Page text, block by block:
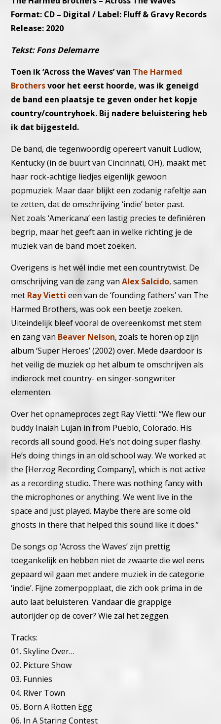
Format: CD – Digital / Label: Fluff & Gravy Records
Release: 2020
Tekst: Fons Delemarre
Toen ik ‘Across the Waves’ van The Harmed
Brothersvoor het eerst hoorde, was ik geneigd
de band een plaatsje te geven onder het kopje
country/countryhoek. Bij nadere beluistering heb
ik dat bijgesteld.
De band, die tegenwoordig opereert vanuit Ludlow,
Kentucky (in de buurt van Cincinnati, OH), maakt met
haar rock-achtige liedjes eigenlijk gewoon
popmuziek. Maar daar blijkt een zodanig rafeltje aan
te zetten, dat de omschrijving ‘indie’ beter past.
Net zoals ‘Americana’ een lastig precies te definiëren
begrip, maar het geeft aan in welke richting je de
muziek van de band moet zoeken.
Overigens is het wél indie met een countrytwist. De
omschrijving van de zang vanAlex Salcido, samen
met Ray Vietti een van de ‘founding fathers’ van The
Harmed Brothers, was ook een beetje zoeken.
Uiteindelijk bleef vooral de overeenkomst met stem
en zang van Beaver Nelson, zoals te horen op zijn
album ‘Super Heroes’ (2002) over. Mede daardoor is
het veilig de muziek op het album te omschrijven als
indierock met country- en singer-songwriter
elementen.
Over het opnameproces zegt Ray Vietti: “We flew our
buddy Inaiah Lujan in from Pueblo, Colorado. His
records all sound good. He’s not doing super flashy.
He’s doing things in an old school way. We worked at
the [Herzog Recording Company], which is not active
as a recording studio. There was nothing fancy with
the microphones or anything. We went live in the
space and just played. Maybe there are some old
ghosts in there that helped this sound like it does.”
De songs op ‘Across the Waves’ zijn prettig
toegankelijk en hebben niet de zwaarte die wel eens
gepaard wil gaan met andere muziek in de categorie
‘indie’. Fijne zomerpopplaat, die zich ook prima in de
auto laat beluisteren. Vandaar die grappige
autorijder op de cover? Wie zal het zeggen.
Tracks:
01. Skyline Over…
02. Picture Show
03. Funnies
04. River Town
05. Born A Rotten Egg
06. In A Staring Contest